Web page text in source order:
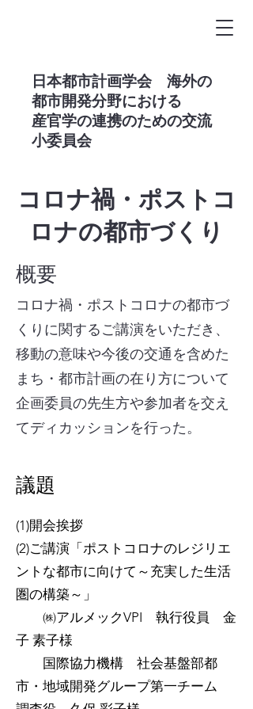
​日本都市計画学会 海外の
都市開発分野における
産官学の連携のための交流
小委員会
コロナ禍・ポストコ
ロナの都市づくり
概要​
コロナ禍・ポストコロナの都市づ
くりに関するご講演をいただき、
移動の意味や今後の交通を含めた
まち・都市計画の在り方について
企画委員の先生方や参加者を交え
てディカッションを行った。
議題
(1)開会挨拶
(2)ご講演「ポストコロナのレジリエ
ントな都市に向けて～充実した生活
圏の構築～」
㈱アルメックVPI 執行役員 金
子 素子様
国際協力機構 社会基盤部都
市・地域開発グループ第一チーム